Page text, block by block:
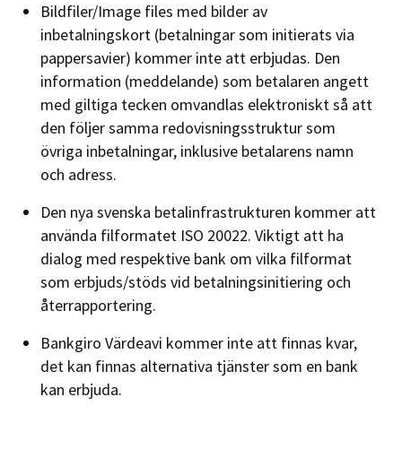
Bildfiler/Image files med bilder av
inbetalningskort (betalningar som initierats via
pappersavier) kommer inte att erbjudas. Den
information (meddelande) som betalaren angett
med giltiga tecken omvandlas elektroniskt så att
den följer samma redovisningsstruktur som
övriga inbetalningar, inklusive betalarens namn
och adress.
Den nya svenska betalinfrastrukturen kommer att
använda filformatet ISO 20022. Viktigt att ha
dialog med respektive bank om vilka filformat
som erbjuds/stöds vid betalningsinitiering och
återrapportering.
Bankgiro Värdeavi kommer inte att finnas kvar,
det kan finnas alternativa tjänster som en bank
kan erbjuda.